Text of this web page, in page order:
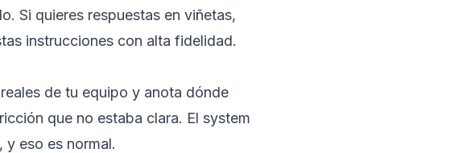
Si quieres respuestas en viñetas,
instrucciones con alta fidelidad.
de tu equipo y anota dónde
que no estaba clara. El system
y eso es normal.